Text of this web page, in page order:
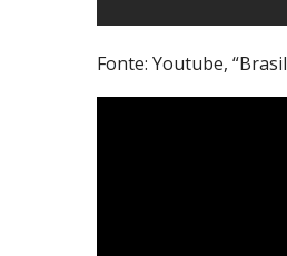
Fonte: Youtube,